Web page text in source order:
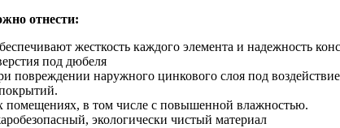
отнести:
жесткость каждого элемента и надежность
под дюбеля
повреждении наружного цинкового слоя под
в том числе с повышенной влажностью.
экологически чистый материал